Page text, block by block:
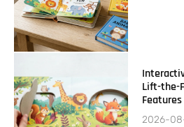
Lift-the-
Features
2026-